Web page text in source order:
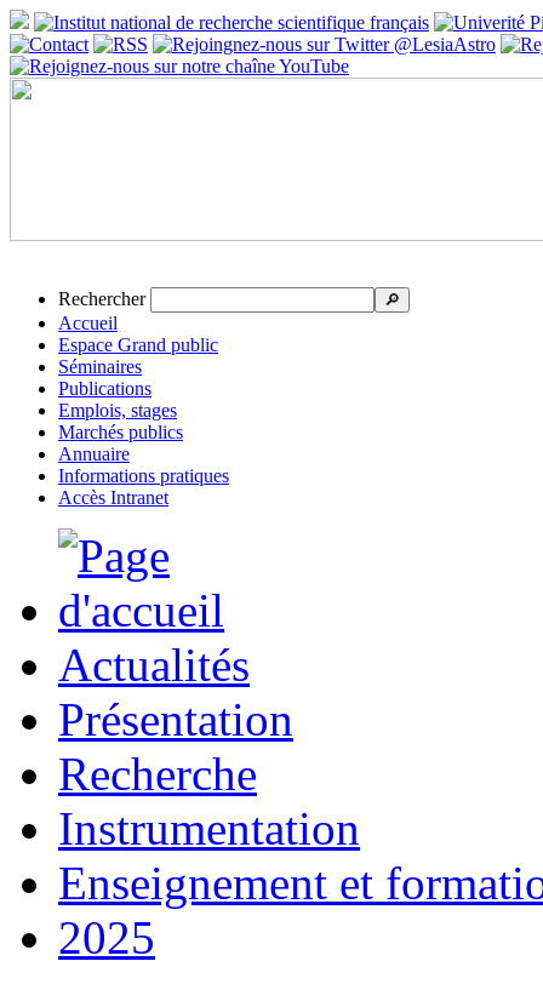
Rechercher 🔎
Accueil
Espace Grand public
Séminaires
Publications
Emplois, stages
Marchés publics
Annuaire
Informations pratiques
Accès Intranet
Actualités
Présentation
Recherche
Instrumentation
Enseignement et
2025